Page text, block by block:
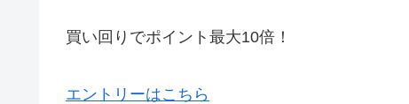
買い回りでポイント最大10倍！
エントリーはこちら